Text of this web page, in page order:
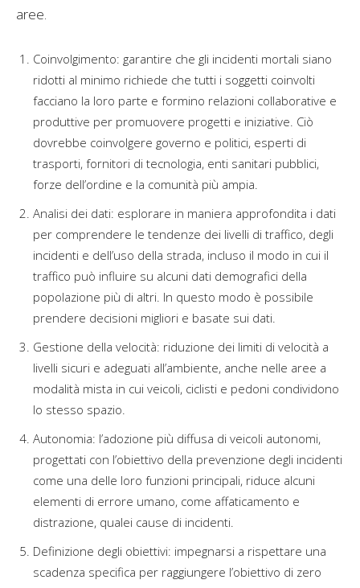
aree.
Coinvolgimento: garantire che gli incidenti mortali siano
ridotti al minimo richiede che tutti i soggetti coinvolti
facciano la loro parte e formino relazioni collaborative e
produttive per promuovere progetti e iniziative. Ciò
dovrebbe coinvolgere governo e politici, esperti di
trasporti, fornitori di tecnologia, enti sanitari pubblici,
forze dell’ordine e la comunità più ampia.
Analisi dei dati: esplorare in maniera approfondita i dati
per comprendere le tendenze dei livelli di traffico, degli
incidenti e dell’uso della strada, incluso il modo in cui il
traffico può influire su alcuni dati demografici della
popolazione più di altri. In questo modo è possibile
prendere decisioni migliori e basate sui dati.
Gestione della velocità: riduzione dei limiti di velocità a
livelli sicuri e adeguati all’ambiente, anche nelle aree a
modalità mista in cui veicoli, ciclisti e pedoni condividono
lo stesso spazio.
Autonomia: l’adozione più diffusa di veicoli autonomi,
progettati con l’obiettivo della prevenzione degli incidenti
come una delle loro funzioni principali, riduce alcuni
elementi di errore umano, come affaticamento e
distrazione, qualei cause di incidenti.
Definizione degli obiettivi: impegnarsi a rispettare una
scadenza specifica per raggiungere l’obiettivo di zero